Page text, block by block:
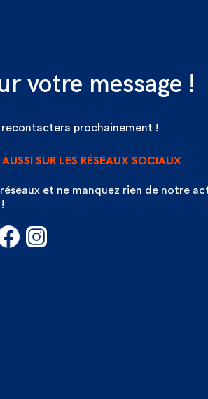
votre message !
recontactera prochainement !
SUR LES RÉSEAUX SOCIAUX
réseaux et ne manquez rien de notre